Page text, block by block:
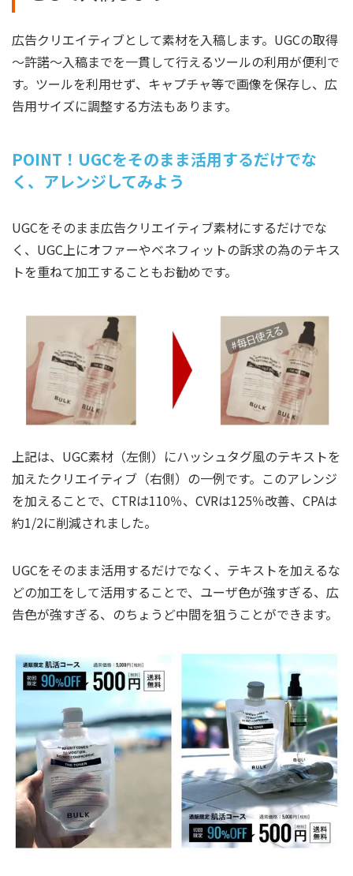
広告クリエイティブとして素材を入稿します。UGCの取得
～許諾～入稿までを一貫して行えるツールの利用が便利で
す。ツールを利用せず、キャプチャ等で画像を保存し、広
告用サイズに調整する方法もあります。
POINT！UGCをそのまま活用するだけでな
く、アレンジしてみよう
UGCをそのまま広告クリエイティブ素材にするだけでな
く、UGC上にオファーやベネフィットの訴求の為のテキス
トを重ねて加工することもお勧めです。
上記は、UGC素材（左側）にハッシュタグ風のテキストを
加えたクリエイティブ（右側）の一例です。このアレンジ
を加えることで、CTRは110％、CVRは125％改善、CPAは
約1/2に削減されました。
UGCをそのまま活用するだけでなく、テキストを加えるな
どの加工をして活用することで、ユーザ色が強すぎる、広
告色が強すぎる、のちょうど中間を狙うことができます。